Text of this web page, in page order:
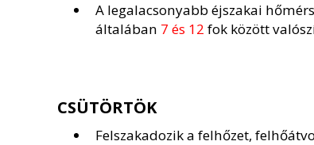
A legalacsonyabb éjszakai
általában 7 és 12 fok között
CSÜTÖRTÖK
Felszakadozik a felhőzet,